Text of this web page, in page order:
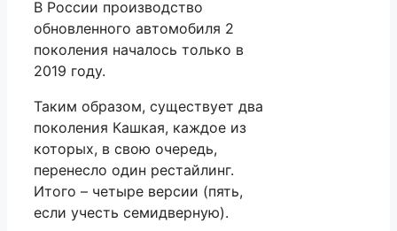
В России производство
обновленного автомобиля 2
поколения началось только в
2019 году.
Таким образом, существует два
поколения Кашкая, каждое из
которых, в свою очередь,
перенесло один рестайлинг.
Итого – четыре версии (пять,
если учесть семидверную).